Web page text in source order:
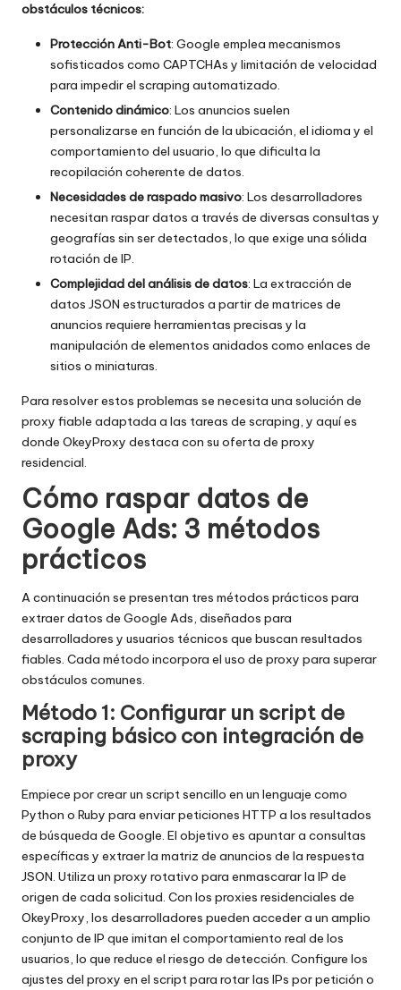
obstáculos técnicos:
Protección Anti-Bot: Google emplea mecanismos
sofisticados como CAPTCHAs y limitación de velocidad
para impedir el scraping automatizado.
Contenido dinámico: Los anuncios suelen
personalizarse en función de la ubicación, el idioma y el
comportamiento del usuario, lo que dificulta la
recopilación coherente de datos.
Necesidades de raspado masivo: Los desarrolladores
necesitan raspar datos a través de diversas consultas y
geografías sin ser detectados, lo que exige una sólida
rotación de IP.
Complejidad del análisis de datos: La extracción de
datos JSON estructurados a partir de matrices de
anuncios requiere herramientas precisas y la
manipulación de elementos anidados como enlaces de
sitios o miniaturas.
Para resolver estos problemas se necesita una solución de
proxy fiable adaptada a las tareas de scraping, y aquí es
donde OkeyProxy destaca con su oferta de proxy
residencial.
Cómo raspar datos de
Google Ads: 3 métodos
prácticos
A continuación se presentan tres métodos prácticos para
extraer datos de Google Ads, diseñados para
desarrolladores y usuarios técnicos que buscan resultados
fiables. Cada método incorpora el uso de proxy para superar
obstáculos comunes.
Método 1: Configurar un script de
scraping básico con integración de
proxy
Empiece por crear un script sencillo en un lenguaje como
Python o Ruby para enviar peticiones HTTP a los resultados
de búsqueda de Google. El objetivo es apuntar a consultas
específicas y extraer la matriz de anuncios de la respuesta
JSON. Utiliza un proxy rotativo para enmascarar la IP de
origen de cada solicitud. Con los proxies residenciales de
OkeyProxy, los desarrolladores pueden acceder a un amplio
conjunto de IP que imitan el comportamiento real de los
usuarios, lo que reduce el riesgo de detección. Configure los
ajustes del proxy en el script para rotar las IPs por petición o